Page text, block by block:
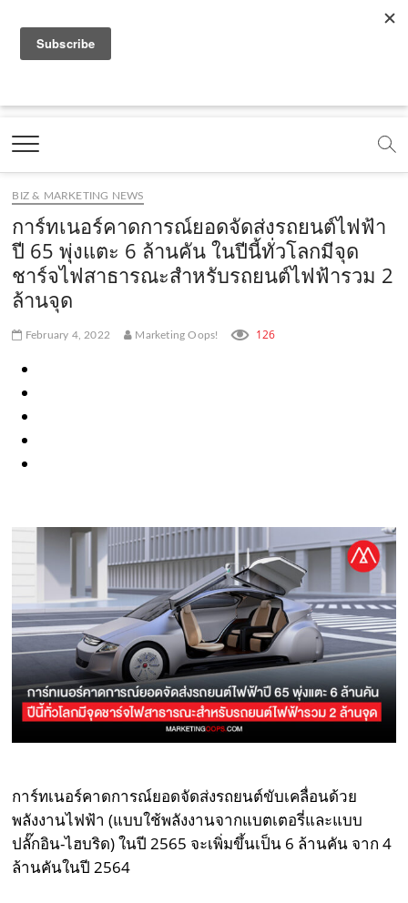
a
e
b
o
o
k
.
c
o
o
t
b
e
.
c
o
m
.
o
e
m
e
t
g
r
a
m
c
t
k
c
o
Marketing Oops!
DIGITAL | CREATIVE | ADVERTISING | CAMPAIGN |
BIZ & MARKETING NEWS
การ์ทเนอร์คาดการณ์ยอดจัดส่งรถยนต์ไฟฟ้า
ปี 65 พุ่งแตะ 6 ล้านคัน ในปีนี้ทั่วโลกมีจุด
ชาร์จไฟสาธารณะสำหรับรถยนต์ไฟฟ้ารวม 2
ล้านจุด
February 4, 2022 Marketing Oops! 126
การ์ทเนอร์คาดการณ์ยอดจัดส่งรถยนต์ขับเคลื่อนด้วย
พลังงานไฟฟ้า (แบบใช้พลังงานจากแบตเตอรี่และแบบ
ปลั๊กอิน-ไฮบริด) ในปี 2565 จะเพิ่มขึ้นเป็น 6 ล้านคัน จาก 4
ล้านคันในปี 2564